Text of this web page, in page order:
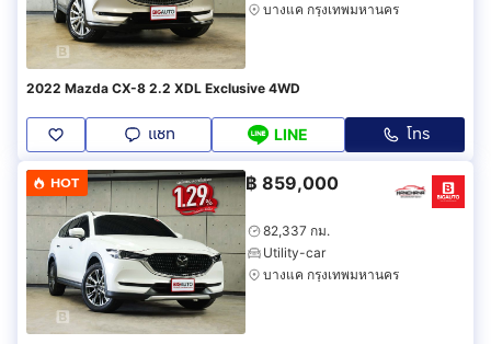
บางแค กรุงเทพมหานคร
2022 Mazda CX-8 2.2 XDL Exclusive 4WD
แชท LINE โทร
HOT ฿ 859,000
82,337 กม.
Utility-car
บางแค กรุงเทพมหานคร